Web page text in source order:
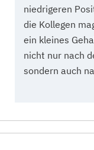
niedrigeren
die Kollegen
ein kleines
nicht nur nach
sondern auch